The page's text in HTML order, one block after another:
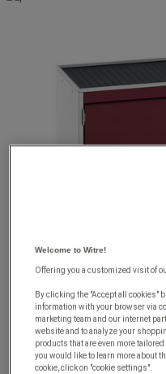
Welcome to Witre!
Offering you a customized visit of
By clicking the "Accept all cookies"
information with your browser via
marketing team and our internet
website and to analyze your
products that are even more
you would like to learn more about
cookie, click on "cookie settings".